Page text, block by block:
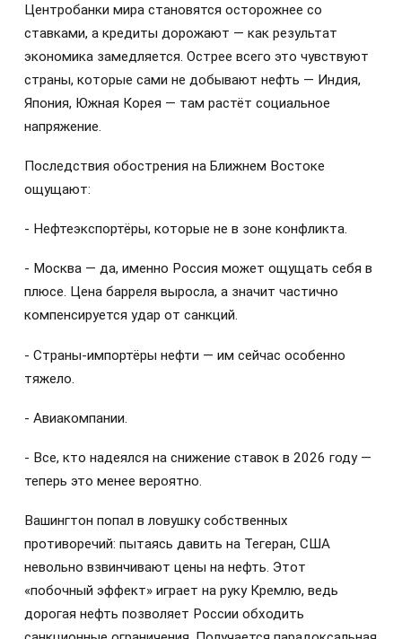
Центробанки мира становятся осторожнее со
ставками, а кредиты дорожают — как результат
экономика замедляется. Острее всего это чувствуют
страны, которые сами не добывают нефть — Индия,
Япония, Южная Корея — там растёт социальное
напряжение.
Последствия обострения на Ближнем Востоке
ощущают:
- Нефтеэкспортёры, которые не в зоне конфликта.
- Москва — да, именно Россия может ощущать себя в
плюсе. Цена барреля выросла, а значит частично
компенсируется удар от санкций.
- Страны-импортёры нефти — им сейчас особенно
тяжело.
- Авиакомпании.
- Все, кто надеялся на снижение ставок в 2026 году —
теперь это менее вероятно.
Вашингтон попал в ловушку собственных
противоречий: пытаясь давить на Тегеран, США
невольно взвинчивают цены на нефть. Этот
«побочный эффект» играет на руку Кремлю, ведь
дорогая нефть позволяет России обходить